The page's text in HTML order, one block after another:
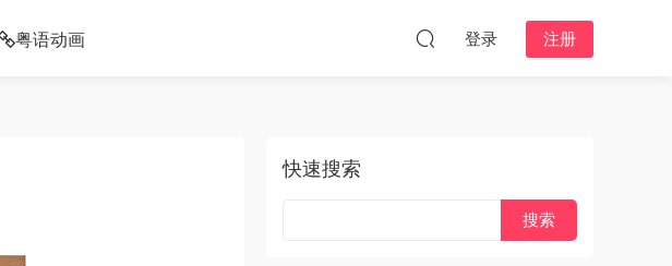
粤语动画 登录 注册
快速搜索